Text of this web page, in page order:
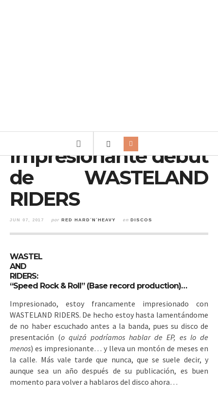
Impresionante debut
de WASTELAND
RIDERS
JUN 07, 2017 por RED HARD´N´HEAVY en DISCOS
WASTEL
AND
RIDERS:
“Speed Rock & Roll” (Base record production)…
Impresionado, estoy francamente impresionado con
WASTELAND RIDERS. De hecho estoy hasta lamentándome
de no haber escuchado antes a la banda, pues su disco de
presentación (o quizá podríamos hablar de EP, es lo de
menos) es impresionante… y lleva un montón de meses en
la calle. Más vale tarde que nunca, que se suele decir, y
aunque sea un año después de su publicación, es buen
momento para volver a hablaros del disco ahora…